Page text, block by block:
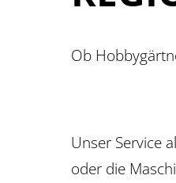
Ob
Unser Service
oder die